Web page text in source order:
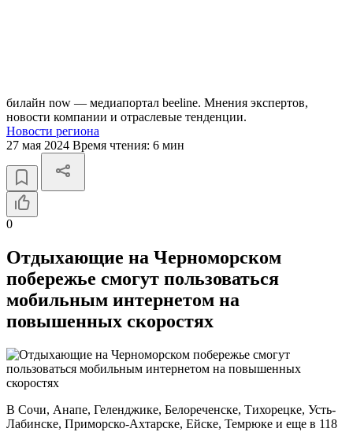
билайн now — медиапортал beeline. Мнения экспертов,
новости компании и отраслевые тенденции.
Новости региона
27 мая 2024 Время чтения: 6 мин
0
Отдыхающие на Черноморском
побережье смогут пользоваться
мобильным интернетом на
повышенных скоростях
В Сочи, Анапе, Геленджике, Белореченске, Тихорецке, Усть-
Лабинске, Приморско-Ахтарске, Ейске, Темрюке и еще в 118